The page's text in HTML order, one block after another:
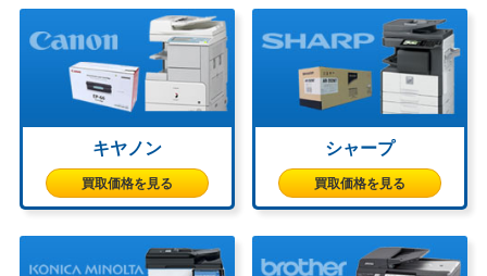
キヤノン
買取価格を見る
シャープ
買取価格を見る